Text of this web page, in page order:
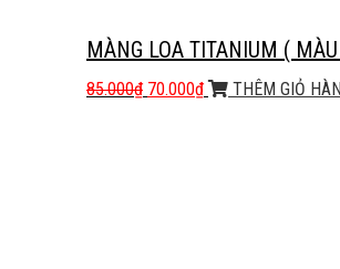
MÀNG LOA TITANIUM (
85.000₫ 70.000₫ THÊM GIỎ